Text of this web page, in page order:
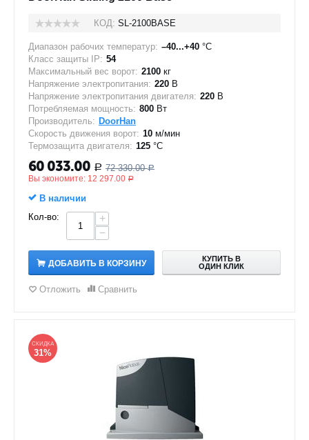
КОД: SL-2100BASE
Диапазон рабочих температур: –40...+40 °C
Класс защиты IP: 54
Максимальный вес ворот: 2100 кг
Напряжение электропитания: 220 В
Напряжение электропитания двигателя: 220 В
Потребляемая мощность: 800 Вт
Производитель: DoorHan
Скорость движения ворот: 10 м/мин
Термозащита двигателя: 125 °C
60 033.00 Р 72 330.00 Р
Вы экономите: 12 297.00 Р
В наличии
Кол-во:
+
−
ДОБАВИТЬ В КОРЗИНУ
КУПИТЬ В
ОДИН КЛИК
Отложить Сравнить
СКИДКА
31%